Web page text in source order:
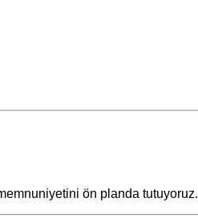
ön planda tutuyoruz.